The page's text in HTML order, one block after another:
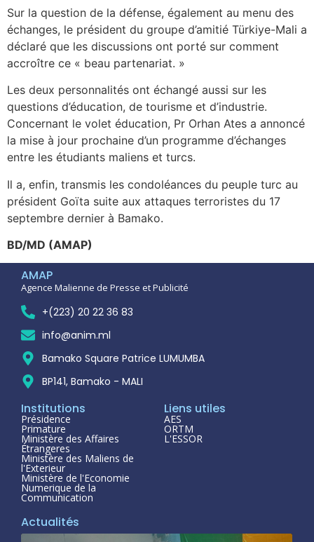
Sur la question de la défense, également au menu des
échanges, le président du groupe d’amitié Türkiye-Mali a
déclaré que les discussions ont porté sur comment
accroître ce « beau partenariat. »
Les deux personnalités ont échangé aussi sur les
questions d’éducation, de tourisme et d’industrie.
Concernant le volet éducation, Pr Orhan Ates a annoncé
la mise à jour prochaine d’un programme d’échanges
entre les étudiants maliens et turcs.
Il a, enfin, transmis les condoléances du peuple turc au
président Goïta suite aux attaques terroristes du 17
septembre dernier à Bamako.
BD/MD (AMAP)
AMAP
Agence Malienne de Presse et Publicité
+(223) 20 22 36 83
info@anim.ml
Bamako Square Patrice LUMUMBA
BP141, Bamako - MALI
Institutions
Présidence
Primature
Ministère des Affaires
Étrangeres
Ministère des Maliens de
l'Exterieur
Ministère de l'Economie
Numerique de la
Communication
Liens utiles
AES
ORTM
L'ESSOR
Actualités